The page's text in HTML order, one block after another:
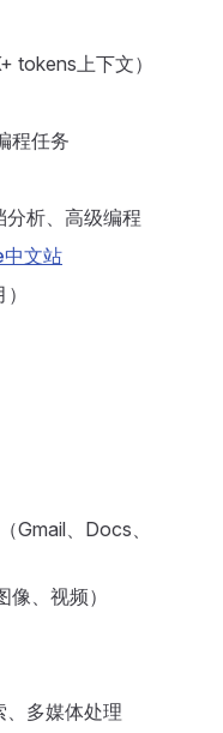
tokens上下文）
程任务
分析、高级编程
文站
Gmail、Docs、
、视频）
、多媒体处理